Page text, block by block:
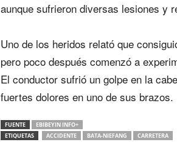
aunque sufrieron diversas lesiones y
‎Uno de los heridos relató que
pero poco después comenzó a
El conductor sufrió un golpe en la
fuertes dolores en uno de sus brazos.
FUENTE
EBIBEYIN INFO+
ETIQUETAS
ACCIDENTE BATA-NIEFANG CARRETERA